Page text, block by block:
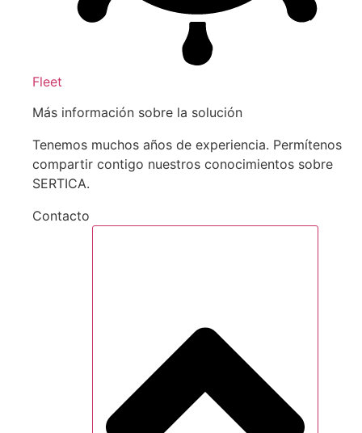
Fleet
Más información sobre la solución
Tenemos muchos años de experiencia. Permítenos
compartir contigo nuestros conocimientos sobre
SERTICA.
Contacto